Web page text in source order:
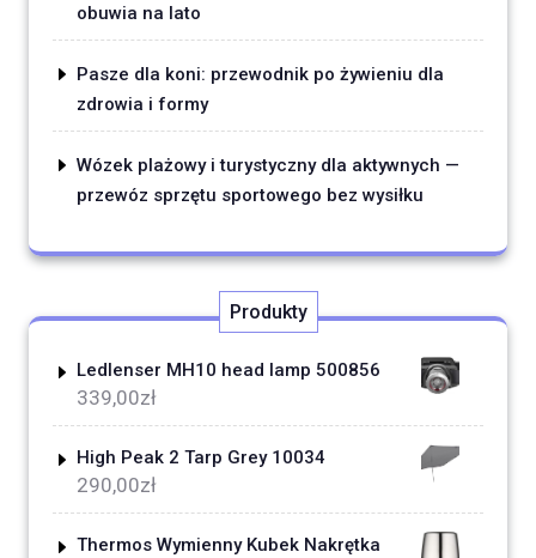
obuwia na lato
Pasze dla koni: przewodnik po żywieniu dla
zdrowia i formy
Wózek plażowy i turystyczny dla aktywnych —
przewóz sprzętu sportowego bez wysiłku
Produkty
Ledlenser MH10 head lamp 500856
339,00zł
High Peak 2 Tarp Grey 10034
290,00zł
Thermos Wymienny Kubek Nakrętka